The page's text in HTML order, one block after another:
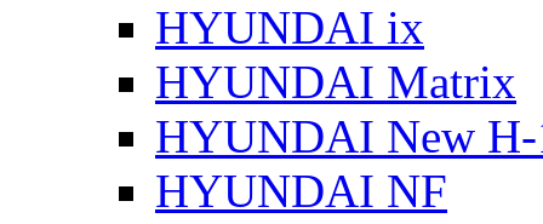
HYUNDAI ix
HYUNDAI Matrix
HYUNDAI New
HYUNDAI NF